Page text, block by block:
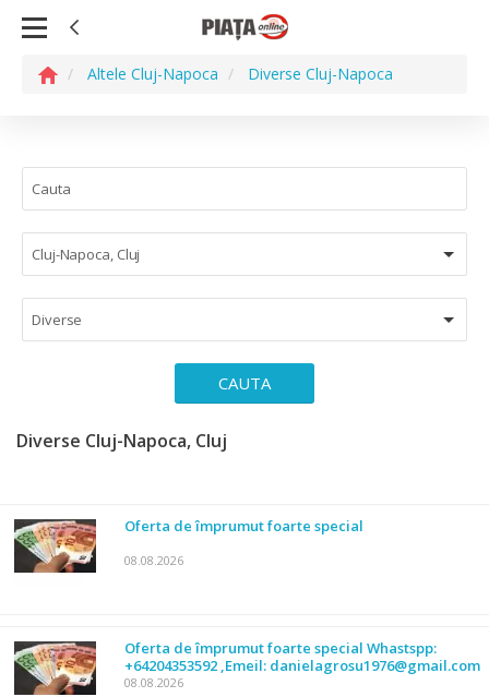
Altele Cluj-Napoca Diverse Cluj-Napoca
Cluj-Napoca, Cluj
Diverse
CAUTA
Diverse Cluj-Napoca, Cluj
Oferta de împrumut foarte special
08.08.2026
Oferta de împrumut foarte special Whastspp:
+64204353592 ,Emeil: danielagrosu1976@gmail.com
08.08.2026